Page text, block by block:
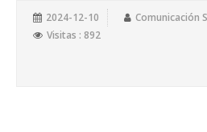
2024-12-10
Comunicación
Visitas : 892